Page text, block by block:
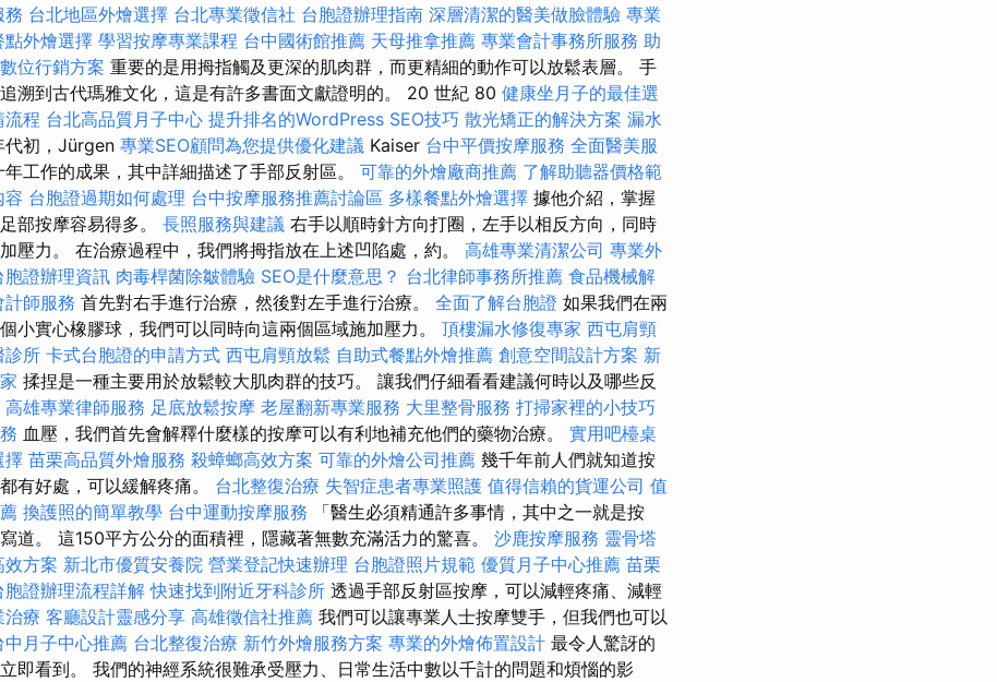
務 台北地區外燴選擇 台北專業徵信社 台胞證辦理指南 深層清潔的醫美做臉體驗 專業
點外燴選擇 學習按摩專業課程 台中國術館推薦 天母推拿推薦 專業會計事務所服務 助
位行銷方案 重要的是用拇指觸及更深的肌肉群，而更精細的動作可以放鬆表層。 手
溯到古代瑪雅文化，這是有許多書面文獻證明的。 20 世紀 80 健康坐月子的最佳選
流程 台北高品質月子中心 提升排名的WordPress SEO技巧 散光矯正的解決方案 漏水
代初，Jürgen 專業SEO顧問為您提供優化建議 Kaiser 台中平價按摩服務 全面醫美服
工作的成果，其中詳細描述了手部反射區。 可靠的外燴廠商推薦 了解助聽器價格範
容 台胞證過期如何處理 台中按摩服務推薦討論區 多樣餐點外燴選擇 據他介紹，掌握
部按摩容易得多。 長照服務與建議 右手以順時針方向打圈，左手以相反方向，同時
壓力。 在治療過程中，我們將拇指放在上述凹陷處，約。 高雄專業清潔公司 專業外
胞證辦理資訊 肉毒桿菌除皺體驗 SEO是什麼意思？ 台北律師事務所推薦 食品機械解
計師服務 首先對右手進行治療，然後對左手進行治療。 全面了解台胞證 如果我們在兩
小實心橡膠球，我們可以同時向這兩個區域施加壓力。 頂樓漏水修復專家 西屯肩頸
診所 卡式台胞證的申請方式 西屯肩頸放鬆 自助式餐點外燴推薦 創意空間設計方案 新
揉捏是一種主要用於放鬆較大肌肉群的技巧。 讓我們仔細看看建議何時以及哪些反
高雄專業律師服務 足底放鬆按摩 老屋翻新專業服務 大里整骨服務 打掃家裡的小技巧
血壓，我們首先會解釋什麼樣的按摩可以有利地補充他們的藥物治療。 實用吧檯桌
擇 苗栗高品質外燴服務 殺蟑螂高效方案 可靠的外燴公司推薦 幾千年前人們就知道按
有好處，可以緩解疼痛。 台北整復治療 失智症患者專業照護 值得信賴的貨運公司 值
換護照的簡單教學 台中運動按摩服務
「醫生必須精通許多事情，其中​​之一就是按
道。 這150平方公分的面積裡，隱藏著無數充滿活力的驚喜。 沙鹿按摩服務 靈骨塔
效方案 新北市優質安養院 營業登記快速辦理 台胞證照片規範 優質月子中心推薦 苗栗
胞證辦理流程詳解 快速找到附近牙科診所 透過手部反射區按摩，可以減輕疼痛、減輕
治療 客廳設計靈感分享 高雄徵信社推薦 我們可以讓專業人士按摩雙手，但我們也可以
中月子中心推薦 台北整復治療 新竹外燴服務方案 專業的外燴佈置設計 最令人驚訝的
即看到。 我們的神經系統很難承受壓力、日常生活中數以千計的問題和煩惱的影